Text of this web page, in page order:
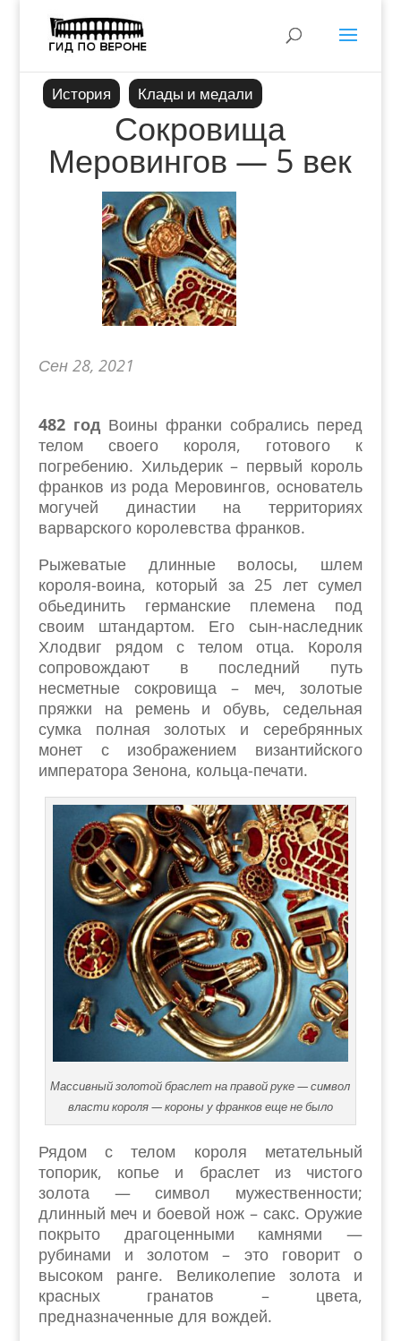
История Клады и медали
Сокровища
Меровингов — 5 век
Сен 28, 2021
482 год Воины франки собрались перед
телом своего короля, готового к
погребению. Хильдерик – первый король
франков из рода Меровингов, основатель
могучей династии на территориях
варварского королевства франков.
Рыжеватые длинные волосы, шлем
короля-воина, который за 25 лет сумел
обьединить германские племена под
своим штандартом. Его сын-наследник
Хлодвиг рядом с телом отца. Короля
сопровождают в последний путь
несметные сокровища – меч, золотые
пряжки на ремень и обувь, седельная
сумка полная золотых и серебрянных
монет с изображением византийского
императора Зенона, кольца-печати.
Массивный золотой браслет на правой руке — символ
власти короля — короны у франков еще не было
Рядом с телом короля метательный
топорик, копье и браслет из чистого
золота — символ мужественности;
длинный меч и боевой нож – сакс. Оружие
покрыто драгоценными камнями —
рубинами и золотом – это говорит о
высоком ранге. Великолепие золота и
красных гранатов – цвета,
предназначенные для вождей.